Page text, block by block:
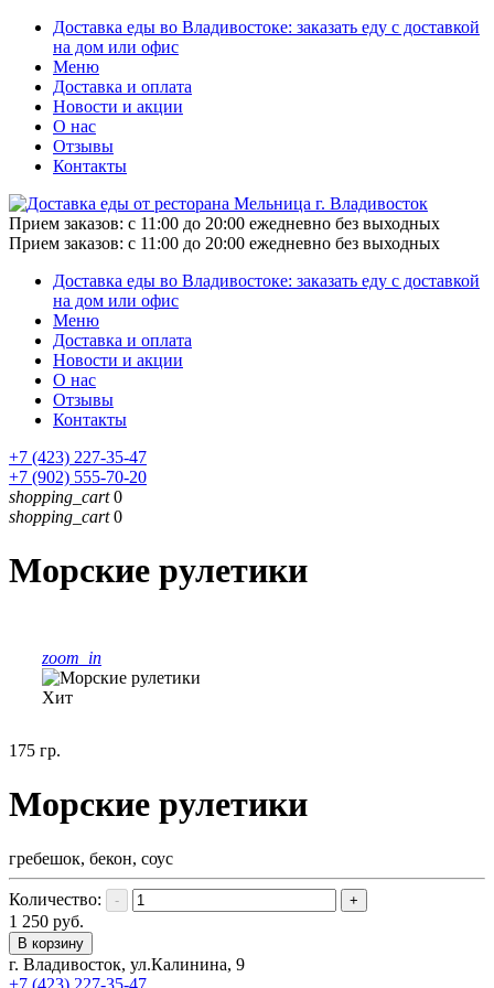
Доставка еды во Владивостоке: заказать еду с доставкой
на дом или офис
Меню
Доставка и оплата
Новости и акции
О нас
Отзывы
Контакты
Прием заказов: с 11:00 до 20:00 ежедневно без выходных
Прием заказов: с 11:00 до 20:00 ежедневно без выходных
Доставка еды во Владивостоке: заказать еду с доставкой
на дом или офис
Меню
Доставка и оплата
Новости и акции
О нас
Отзывы
Контакты
+7 (423) 227-35-47
+7 (902) 555-70-20
shopping_cart 0
shopping_cart 0
Морские рулетики
zoom_in
Хит
175 гр.
Морские рулетики
гребешок, бекон, соус
Количество: - +
1 250 руб.
В корзину
г. Владивосток, ул.Калинина, 9
+7 (423) 227-35-47